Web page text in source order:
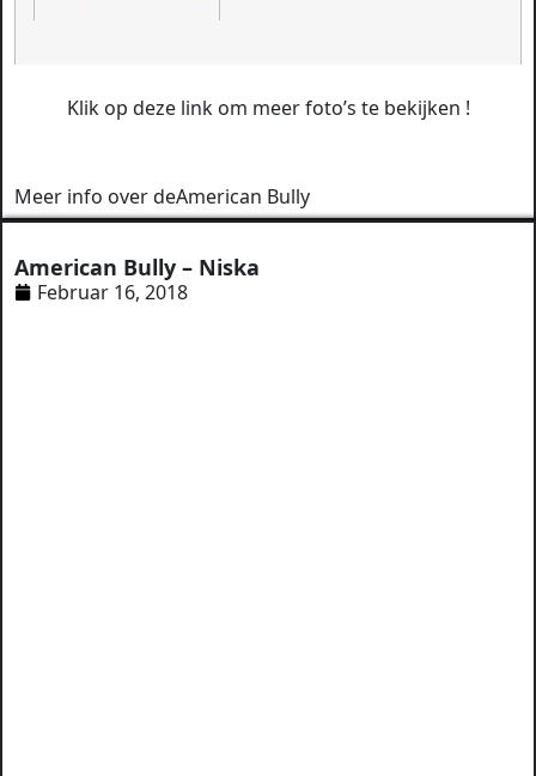
Klik op deze link om meer foto’s te bekijken !
Meer info over deAmerican Bully
American Bully – Niska
Februar 16, 2018